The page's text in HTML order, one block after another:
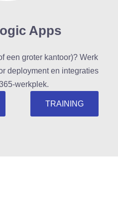
Apps
een groter kantoor)? Werk
deployment en integraties
werkplek.
TRAINING